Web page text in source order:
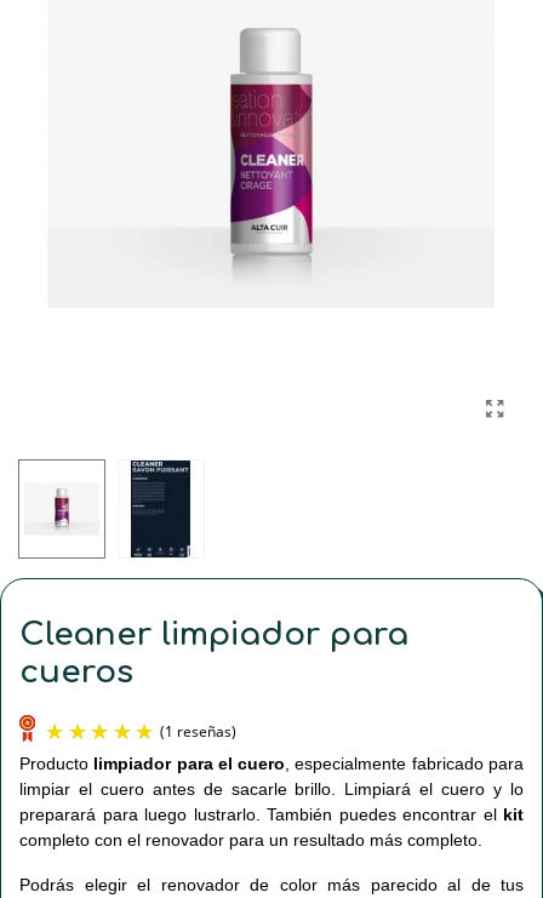
Cleaner limpiador para
cueros
Producto limpiador para el cuero , especialmente fabricado para
limpiar el cuero antes de sacarle brillo. Limpiará el cuero y lo
preparará para luego lustrarlo. También puedes encontrar el kit
completo con el renovador para un resultado más completo.
Podrás elegir el renovador de color más parecido al de tus